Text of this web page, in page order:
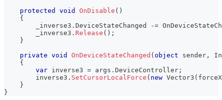
protected
void OnDisable ( )
{
        _inverse3
. DeviceStateChanged -=
        _inverse3
. Release ( ) ;
}
private void OnDeviceStateChanged ( object sender ,
{
var inverse3 = args . DeviceController ;
        inverse3
. SetCursorLocalForce ( new Vector3 ( forceX
}
}